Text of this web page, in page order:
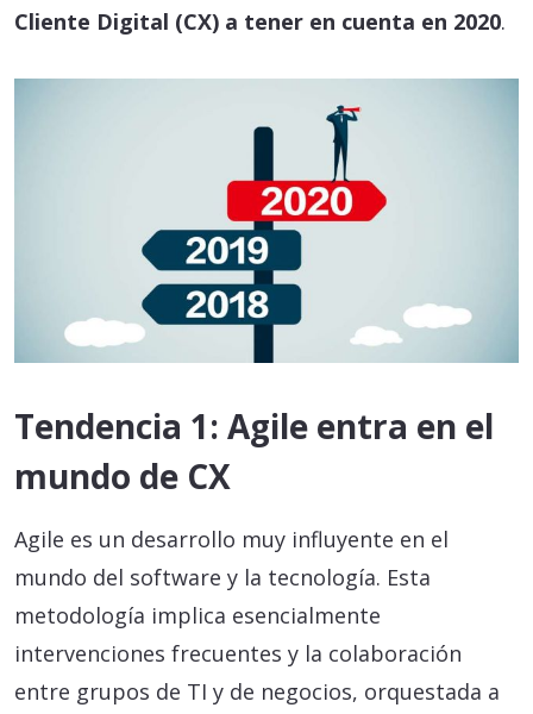
Cliente Digital (CX) a tener en cuenta en 2020.
Tendencia 1: Agile entra en el
mundo de CX
Agile es un desarrollo muy influyente en el
mundo del software y la tecnología. Esta
metodología implica esencialmente
intervenciones frecuentes y la colaboración
entre grupos de TI y de negocios, orquestada a